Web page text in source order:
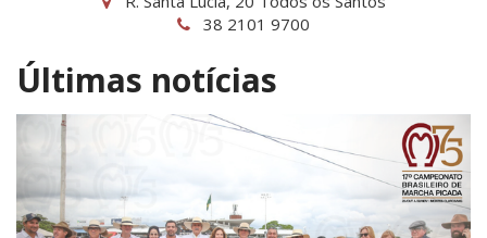
38 2101 9700
Últimas notícias